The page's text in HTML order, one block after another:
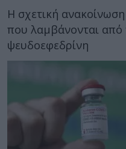
Η σχετική
που λαμβάνονται από
ψευδοεφεδρίνη